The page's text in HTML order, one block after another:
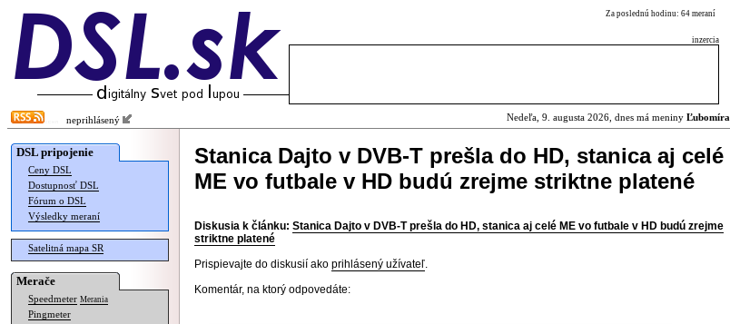
Za poslednú hodinu: 64 meraní
inzercia
neprihlásený Nedeľa, 9. augusta 2026, dnes má meniny Ľubomíra
DSL pripojenie
Ceny DSL
Dostupnosť DSL
Fórum o DSL
Výsledky meraní
Satelitná mapa SR
Merače
Speedmeter Merania
Pingmeter
Stanica Dajto v DVB-T prešla do HD, stanica aj celé
ME vo futbale v HD budú zrejme striktne platené
Diskusia k článku: Stanica Dajto v DVB-T prešla do HD, stanica aj celé ME vo futbale v HD budú zrejme
striktne platené
Prispievajte do diskusií ako prihlásený užívateľ.
Komentár, na ktorý odpovedáte: